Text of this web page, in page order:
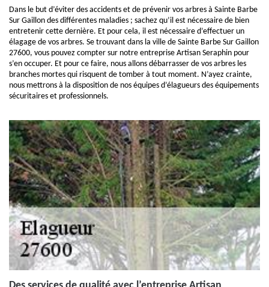
Dans le but d’éviter des accidents et de prévenir vos arbres à Sainte Barbe
Sur Gaillon des différentes maladies ; sachez qu’il est nécessaire de bien
entretenir cette dernière. Et pour cela, il est nécessaire d’effectuer un
élagage de vos arbres. Se trouvant dans la ville de Sainte Barbe Sur Gaillon
27600, vous pouvez compter sur notre entreprise Artisan Seraphin pour
s’en occuper. Et pour ce faire, nous allons débarrasser de vos arbres les
branches mortes qui risquent de tomber à tout moment. N’ayez crainte,
nous mettrons à la disposition de nos équipes d’élagueurs des équipements
sécuritaires et professionnels.